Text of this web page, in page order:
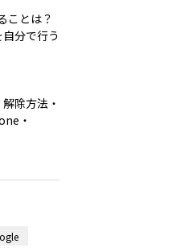
ことは？
分で行う
除方法・
・